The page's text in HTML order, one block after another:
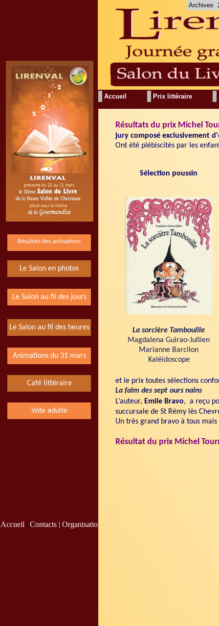
Accueil Prix littéraire
Archives
Résultats des animations
Le Salon en photos
Café littéraire
Le Salon au fil des heures
Vote adulte
Animations du 31 mars
Le Salon au fil des jours
Résultats du prix Michel
jury composé exclusivement
Ont été plébiscités par les
Sélection poussin
La sorcière Tambouille
Magdalena Guirao-Jullien
Marianne Barcilon
Kaléidoscope
et le prix toutes sélections
La faim des sept ours nains
L’auteur, Emile Bravo, a reçu
succursale de St Rémy lès
Un très grand bravo à tous
Résultat du prix Michel
Accueil | Contacts | Organisation